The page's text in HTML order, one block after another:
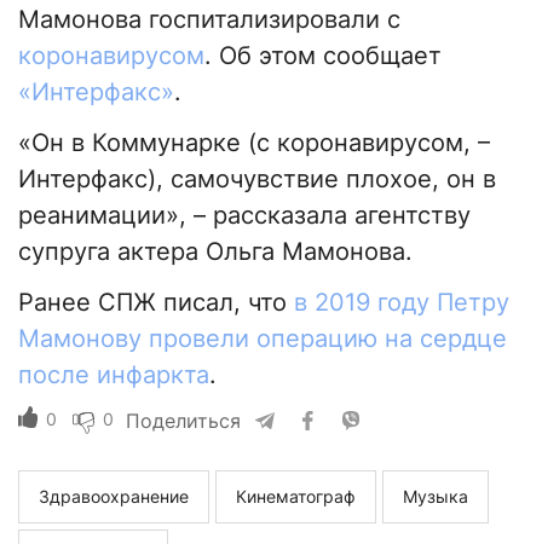
Мамонова госпитализировали с
коронавирусом. Об этом сообщает
«Интерфакс».
«Он в Коммунарке (с коронавирусом, –
Интерфакс), самочувствие плохое, он в
реанимации», – рассказала агентству
супруга актера Ольга Мамонова.
Ранее СПЖ писал, что в 2019 году Петру
Мамонову провели операцию на сердце
после инфаркта.
0 0 Поделиться
Здравоохранение Кинематограф Музыка